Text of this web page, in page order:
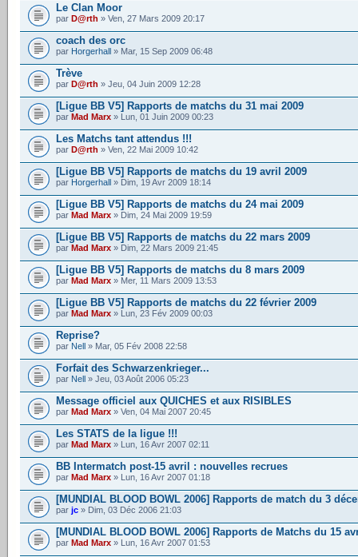
Le Clan Moor
par D@rth » Ven, 27 Mars 2009 20:17
coach des orc
par Horgerhall » Mar, 15 Sep 2009 06:48
Trève
par D@rth » Jeu, 04 Juin 2009 12:28
[Ligue BB V5] Rapports de matchs du 31 mai 2009
par Mad Marx » Lun, 01 Juin 2009 00:23
Les Matchs tant attendus !!!
par D@rth » Ven, 22 Mai 2009 10:42
[Ligue BB V5] Rapports de matchs du 19 avril 2009
par Horgerhall » Dim, 19 Avr 2009 18:14
[Ligue BB V5] Rapports de matchs du 24 mai 2009
par Mad Marx » Dim, 24 Mai 2009 19:59
[Ligue BB V5] Rapports de matchs du 22 mars 2009
par Mad Marx » Dim, 22 Mars 2009 21:45
[Ligue BB V5] Rapports de matchs du 8 mars 2009
par Mad Marx » Mer, 11 Mars 2009 13:53
[Ligue BB V5] Rapports de matchs du 22 février 2009
par Mad Marx » Lun, 23 Fév 2009 00:03
Reprise?
par Nell » Mar, 05 Fév 2008 22:58
Forfait des Schwarzenkrieger...
par Nell » Jeu, 03 Août 2006 05:23
Message officiel aux QUICHES et aux RISIBLES
par Mad Marx » Ven, 04 Mai 2007 20:45
Les STATS de la ligue !!!
par Mad Marx » Lun, 16 Avr 2007 02:11
BB Intermatch post-15 avril : nouvelles recrues
par Mad Marx » Lun, 16 Avr 2007 01:18
[MUNDIAL BLOOD BOWL 2006] Rapports de match du 3
par jc » Dim, 03 Déc 2006 21:03
[MUNDIAL BLOOD BOWL 2006] Rapports de Matchs du 15
par Mad Marx » Lun, 16 Avr 2007 01:53